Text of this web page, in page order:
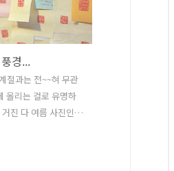
기 정체가 생기는 도
도로라는 곳이란 겁니
선택한 곳이 바로 용
니다. 절대 안 막히는
덜 되어서 인지, 영통
있는 곳이 있고, 구룡
집까지도 금방이네요
경...
절과는 전~~혀 무관
올리는 걸로 유명하
진 다 여름 사진인거